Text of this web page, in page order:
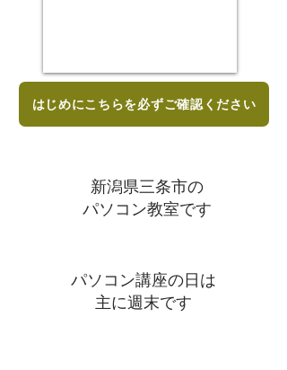
はじめにこちらを必ずご確認ください
新潟県三条市の
​パソコン教室です
パソコン講座の日は
​主に週末です